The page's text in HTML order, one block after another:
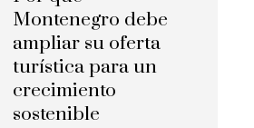
Montenegro debe
ampliar su oferta
turística para un
crecimiento
sostenible